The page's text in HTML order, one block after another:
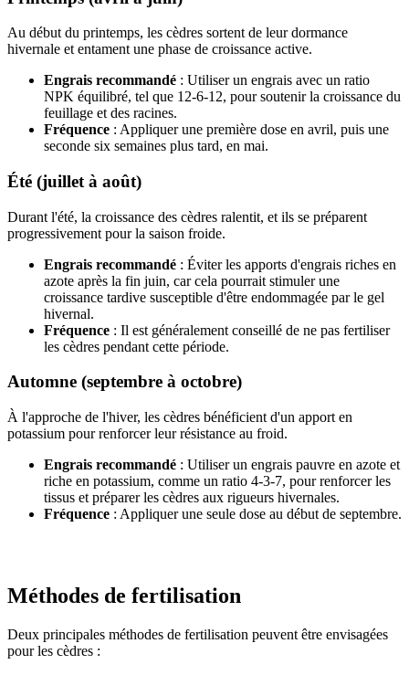
Au début du printemps, les cèdres sortent de leur dormance
hivernale et entament une phase de croissance active.
Engrais recommandé : Utiliser un engrais avec un ratio
NPK équilibré, tel que 12-6-12, pour soutenir la croissance du
feuillage et des racines.
Fréquence : Appliquer une première dose en avril, puis une
seconde six semaines plus tard, en mai.
Été (juillet à août)
Durant l'été, la croissance des cèdres ralentit, et ils se préparent
progressivement pour la saison froide.
Engrais recommandé : Éviter les apports d'engrais riches en
azote après la fin juin, car cela pourrait stimuler une
croissance tardive susceptible d'être endommagée par le gel
hivernal.
Fréquence : Il est généralement conseillé de ne pas fertiliser
les cèdres pendant cette période.
Automne (septembre à octobre)
À l'approche de l'hiver, les cèdres bénéficient d'un apport en
potassium pour renforcer leur résistance au froid.
Engrais recommandé : Utiliser un engrais pauvre en azote et
riche en potassium, comme un ratio 4-3-7, pour renforcer les
tissus et préparer les cèdres aux rigueurs hivernales.
Fréquence : Appliquer une seule dose au début de septembre.
Méthodes de fertilisation
Deux principales méthodes de fertilisation peuvent être envisagées
pour les cèdres :